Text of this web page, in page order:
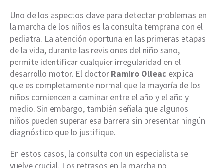
Uno de los aspectos clave para detectar problemas en
la marcha de los niños es la consulta temprana con el
pediatra. La atención oportuna en las primeras etapas
de la vida, durante las revisiones del niño sano,
permite identificar cualquier irregularidad en el
desarrollo motor. El doctor Ramiro Olleac explica
que es completamente normal que la mayoría de los
niños comiencen a caminar entre el año y el año y
medio. Sin embargo, también señala que algunos
niños pueden superar esa barrera sin presentar ningún
diagnóstico que lo justifique.
En estos casos, la consulta con un especialista se
vuelve crucial. Los retrasos en la marcha no